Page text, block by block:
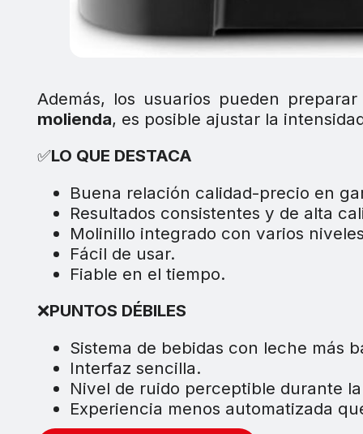
Además, los usuarios pueden
molienda, es posible ajustar la
✅LO QUE DESTACA
Buena relación calidad-precio en
Resultados consistentes y de alta
Molinillo integrado con varios
Fácil de usar.
Fiable en el tiempo.
❌PUNTOS DÉBILES
Sistema de bebidas con leche más
Interfaz sencilla.
Nivel de ruido perceptible durante
Experiencia menos automatizada